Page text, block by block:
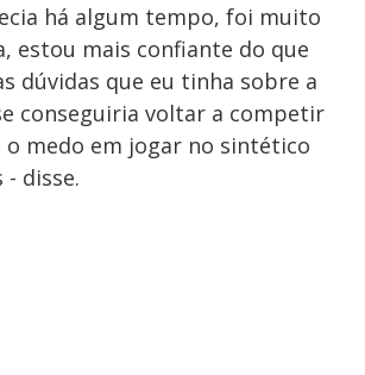
há algum tempo, foi muito
estou mais confiante do que
dúvidas que eu tinha sobre a
conseguiria voltar a competir
o medo em jogar no sintético
disse.